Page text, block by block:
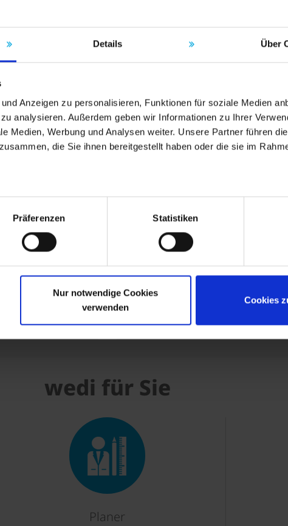
Details Über
Anzeigen zu personalisieren, Funktionen für soziale Medien
analysieren. Außerdem geben wir Informationen zu Ihrer
Medien, Werbung und Analysen weiter. Unsere Partner führen
die Sie ihnen bereitgestellt haben oder die sie im
Präferenzen Statistiken
Nur notwendige Cookies
verwenden
Cookies
einen Händler in Ihrer
Spa und Wellness
wedi für Sie
Planer